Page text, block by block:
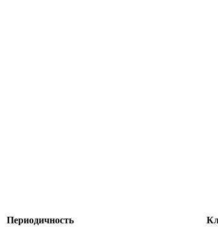
Периодичность